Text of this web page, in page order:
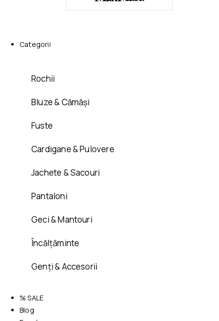
Categorii
Rochii
Bluze & Cămăși
Fuste
Cardigane & Pulovere
Jachete & Sacouri
Pantaloni
Geci & Mantouri
Încălțăminte
Genți & Accesorii
% SALE
Blog